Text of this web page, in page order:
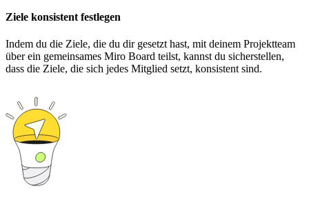
Ziele konsistent festlegen
Indem du die Ziele, die du dir gesetzt hast, mit deinem Projektteam
über ein gemeinsames Miro Board teilst, kannst du sicherstellen,
dass die Ziele, die sich jedes Mitglied setzt, konsistent sind.